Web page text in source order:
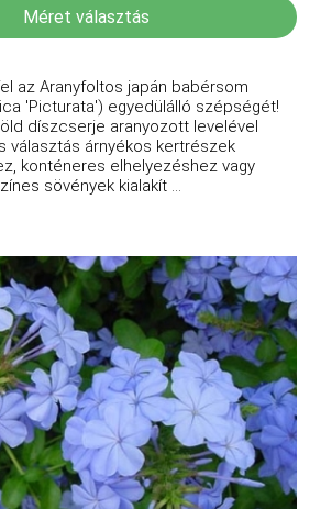
Méret választás
az Aranyfoltos japán babérsom
'Picturata') egyedülálló szépségét!
díszcserje aranyozott levelével
választás árnyékos kertrészek
konténeres elhelyezéshez vagy
sövények kialakít ...